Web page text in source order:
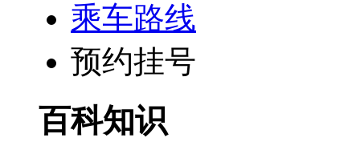
乘车路线
预约挂号
百科知识